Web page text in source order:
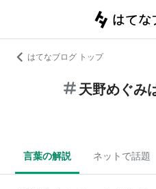
はてなブログ トップ
天野めぐみ
言葉の解説 ネットで話題